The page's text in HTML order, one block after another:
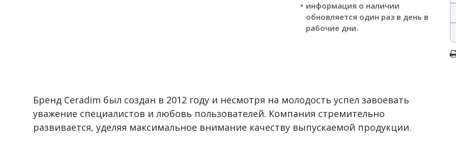
информация о наличии
обновляется один раз в день в
рабочие дни.
Бренд Ceradim был создан в 2012 году и несмотря на молодость успел завоевать
уважение специалистов и любовь пользователей. Компания стремительно
развивается, уделяя максимальное внимание качеству выпускаемой продукции.